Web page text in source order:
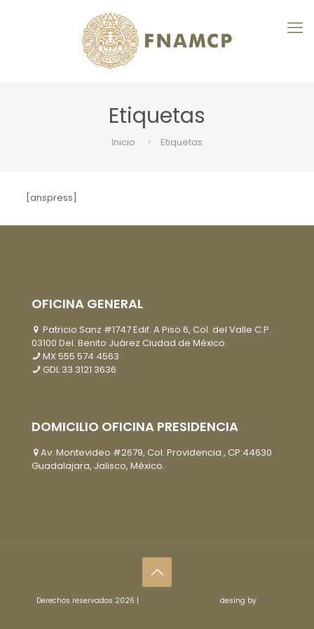
Etiquetas
Inicio Etiquetas
[anspress]
OFICINA GENERAL
Patricio Sanz #1747 Edif. A Piso 6, Col. del Valle C.P.
03100 Del. Benito Juárez Ciudad de México.
MX555 574 4563
GDL33 3121 3636
DOMICILIO OFICINA PRESIDENCIA
Av. Montevideo #2679, Col. Providencia , CP:44630
Guadalajara, Jalisco, México.
Derechos reservados 2026 | desing by